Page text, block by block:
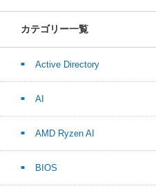
カテゴリー一覧
Active Directory
AI
AMD Ryzen AI
BIOS